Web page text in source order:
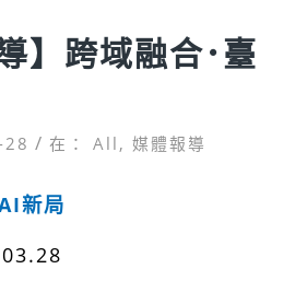
】跨域融合･臺
/ 在： All , 媒體報導
新局